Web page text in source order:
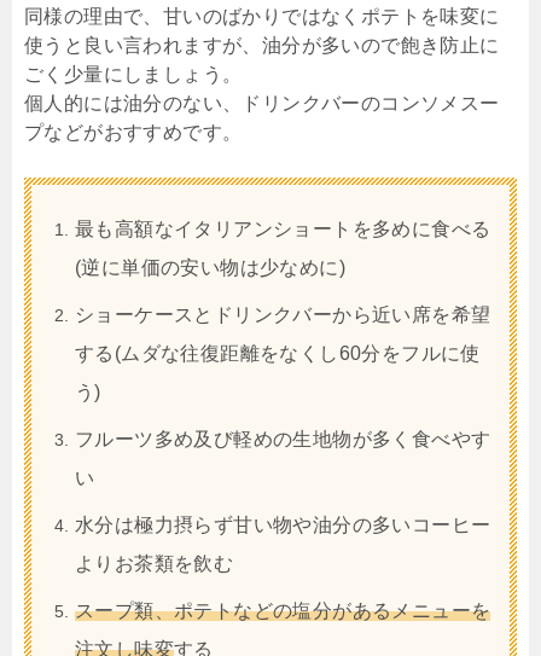
同様の理由で、甘いのばかりではなくポテトを味変に
使うと良い言われますが、油分が多いので飽き防止に
ごく少量にしましょう。
個人的には油分のない、ドリンクバーのコンソメスー
プなどがおすすめです。
最も高額なイタリアンショートを多めに食べる
(逆に単価の安い物は少なめに)
ショーケースとドリンクバーから近い席を希望
する(ムダな往復距離をなくし60分をフルに使
う)
フルーツ多め及び軽めの生地物が多く食べやす
い
水分は極力摂らず甘い物や油分の多いコーヒー
よりお茶類を飲む
スープ類、ポテトなどの塩分があるメニューを
注文し味変する